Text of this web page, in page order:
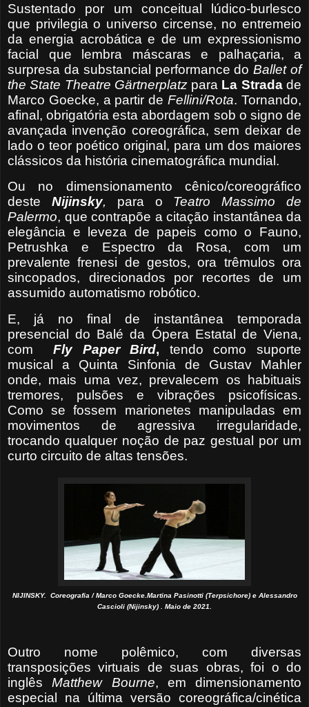
Sustentado por um conceitual lúdico-burlesco
que privilegia o universo circense, no entremeio
da energia acrobática e de um expressionismo
facial que lembra máscaras e palhaçaria, a
surpresa da substancial performance doBallet of
the State Theatre Gärtnerplatzpara La Stradade
Marco Goecke, a partir deFellini/Rota. Tornando,
afinal, obrigatória esta abordagem sob o signo de
avançada invenção coreográfica, sem deixar de
lado o teor poético original, para um dos maiores
clássicos da história cinematográfica mundial.
Ou no dimensionamento cênico/coreográfico
deste Nijinsky, para o Teatro Massimo de
Palermo, que contrapõe a citação instantânea da
elegância e leveza de papeis como o Fauno,
Petrushka e Espectro da Rosa, com um
prevalente frenesi de gestos, ora trêmulos ora
sincopados, direcionados por recortes de um
assumido automatismo robótico.
E, já no final de instantânea temporada
presencial do Balé da Ópera Estatal de Viena,
com
Fly Paper Bird, tendo como suporte
musical a Quinta Sinfonia de Gustav Mahler
onde, mais uma vez, prevalecem os habituais
tremores, pulsões e vibrações psicofísicas.
Como se fossem marionetes manipuladas em
movimentos de agressiva irregularidade,
trocando qualquer noção de paz gestual por um
curto circuito de altas tensões.
NIJINSKY. Coreografia / Marco Goecke.Martina Pasinotti (Terpsichore) e Alessandro
Cascioli (Nijinsky) . Maio de 2021.
Outro nome polêmico, com diversas
transposições virtuais de suas obras, foi o do
inglêsMatthew Bourne, em dimensionamento
especial na última versão coreográfica/cinética